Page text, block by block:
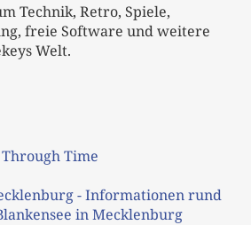
Technik, Retro, Spiele,
freie Software und weitere
Welt.
Time
- Informationen rund
in Mecklenburg